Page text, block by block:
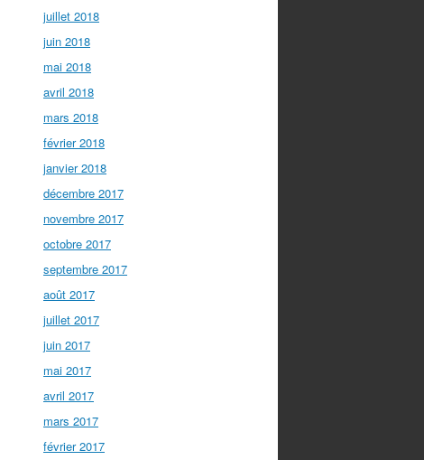
juillet 2018
juin 2018
mai 2018
avril 2018
mars 2018
février 2018
janvier 2018
décembre 2017
novembre 2017
octobre 2017
septembre 2017
août 2017
juillet 2017
juin 2017
mai 2017
avril 2017
mars 2017
février 2017